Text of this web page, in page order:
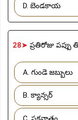
D. బెండకాయ
28➤ ప్రతిరోజు పప్పు
A. గుండె జబ్బులు
B. క్యాన్సర్